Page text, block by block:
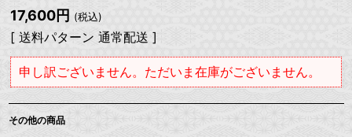
17,600円 (税込)
[ 送料パターン 通常配送 ]
申し訳ございません。ただいま在庫がございません。
その他の商品